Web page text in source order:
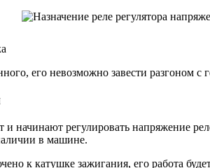
его невозможно завести разгоном
и начинают регулировать напряжение
в машине.
к катушке зажигания, его работа